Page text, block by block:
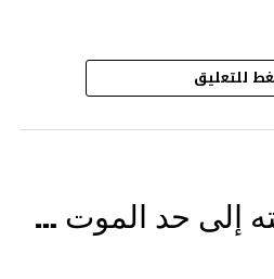
للتعليق
إلى حد الموت …